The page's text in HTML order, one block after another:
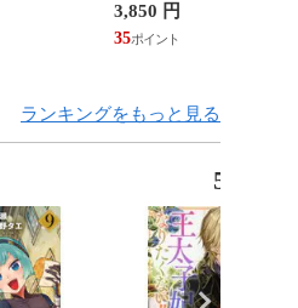
3,850 円
35
ランキングをもっと見る
5